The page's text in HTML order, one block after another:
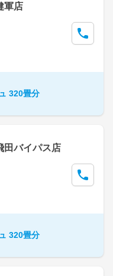
軍店
320畳分
田バイパス店
320畳分